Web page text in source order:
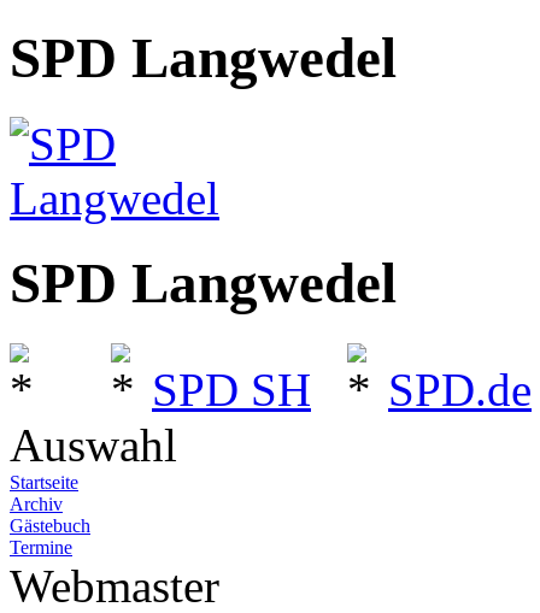
SPD Langwedel
SPD Langwedel
SPD SH
SPD.de
Auswahl
Startseite
Archiv
Gästebuch
Termine
Webmaster